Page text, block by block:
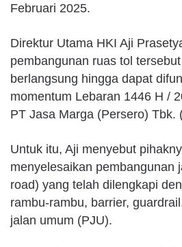
Februari 2025.
Direktur Utama HKI Aji
pembangunan ruas tol
berlangsung hingga dapat
momentum Lebaran 1446 H /
PT Jasa Marga (Persero) Tbk.
Untuk itu, Aji menyebut
menyelesaikan pembangunan
road) yang telah dilengkapi
rambu-rambu, barrier,
jalan umum (PJU).